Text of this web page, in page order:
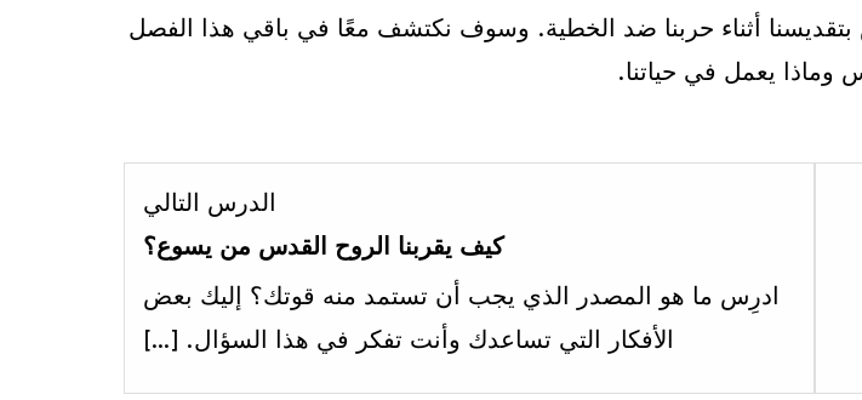
بتقديسنا أثناء حربنا ضد الخطية. وسوف نكتشف معًا في باقي هذا الفصل
وماذا يعمل في حياتنا.
within
الدرس التالي
كيف يقربنا الروح القدس من يسوع؟
ادرِس ما هو المصدر الذي يجب أن تستمد منه قوتك؟ إليك بعض
الأفكار التي تساعدك وأنت تفكر في هذا السؤال. […]
Lesson
3